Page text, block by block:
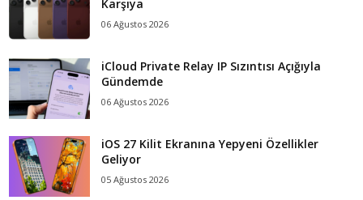
Karşıya
06 Ağustos 2026
iCloud Private Relay IP Sızıntısı Açığıyla
Gündemde
06 Ağustos 2026
iOS 27 Kilit Ekranına Yepyeni Özellikler
Geliyor
05 Ağustos 2026